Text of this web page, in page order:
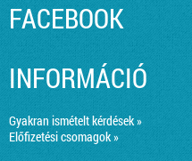
FACEBOOK
INFORMÁCIÓ
Gyakran ismételt kérdések »
Előfizetési csomagok »